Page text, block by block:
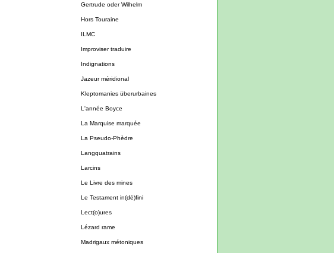
Gertrude oder Wilhelm
Hors Touraine
ILMC
Improviser traduire
Indignations
Jazeur méridional
Kleptomanies überurbaines
L'année Boyce
La Marquise marquée
La Pseudo-Phèdre
Langquatrains
Larcins
Le Livre des mines
Le Testament in(dé)fini
Lect(o)ures
Lézard rame
Madrigaux métoniques